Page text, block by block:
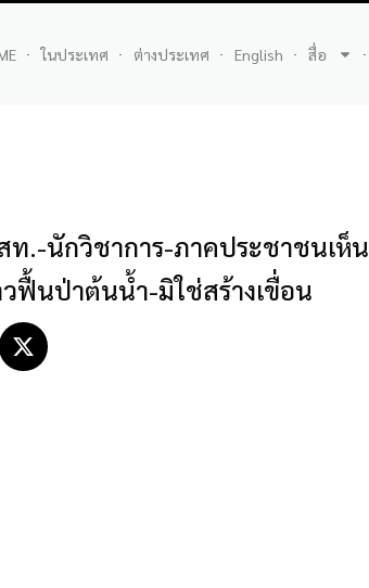
ในประเทศ ต่างประเทศ English สื่อ
.-นักวิชาการ-ภาคประชาชนเห็น
ฟื้นป่าต้นน้ำ-มิใช่สร้างเขื่อน